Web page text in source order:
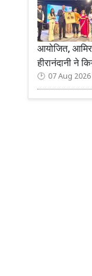
आयोजित,
हीरानंदानी ने
07 Aug